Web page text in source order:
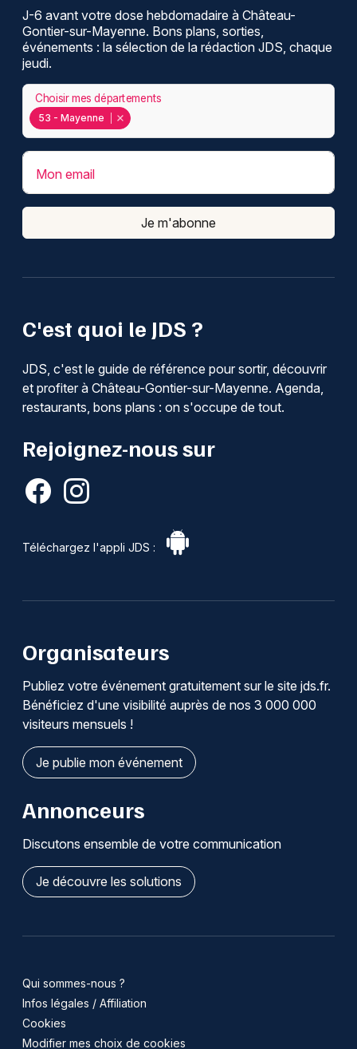
C'est quoi le JDS ?
JDS, c'est le guide de référence pour sortir, découvrir
et profiter à Château-Gontier-sur-Mayenne. Agenda,
restaurants, bons plans : on s'occupe de tout.
Rejoignez-nous sur
Téléchargez l'appli JDS :
J-6 avant votre dose hebdomadaire à Château-
Gontier-sur-Mayenne. Bons plans, sorties,
événements : la sélection de la rédaction JDS, chaque
jeudi.
53 - Mayenne
Choisir mes départements
Mon email
Je m'abonne
Organisateurs
Publiez votre événement gratuitement sur le site jds.fr.
Bénéficiez d'une visibilité auprès de nos 3 000 000
visiteurs mensuels !
Je publie mon événement
Annonceurs
Discutons ensemble de votre communication
Je découvre les solutions
Qui sommes-nous ?
Infos légales / Affiliation
Cookies
Modifier mes choix de cookies